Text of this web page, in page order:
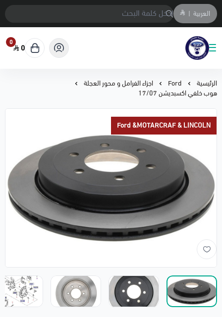
العربية |
متجر المحمادي لقطع السيارات
0
0
الرئيسية Ford
اجزاء الفرامل و محور العجلة
هوب خلفي اكسبديشن 17/07
Ford &MOTARCRAF & LINCOLN